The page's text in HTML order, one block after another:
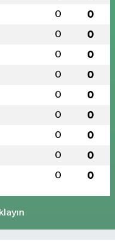
0 0
0 0
0 0
0 0
0 0
0 0
0 0
0 0
0 0